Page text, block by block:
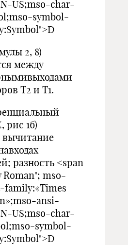
US;mso-char-
symbol-
2, 8)
между
Т2 и Т1.
рис 1б)
вычитание
разность <span
Roman"; mso-
ansi-
US;mso-char-
symbol-